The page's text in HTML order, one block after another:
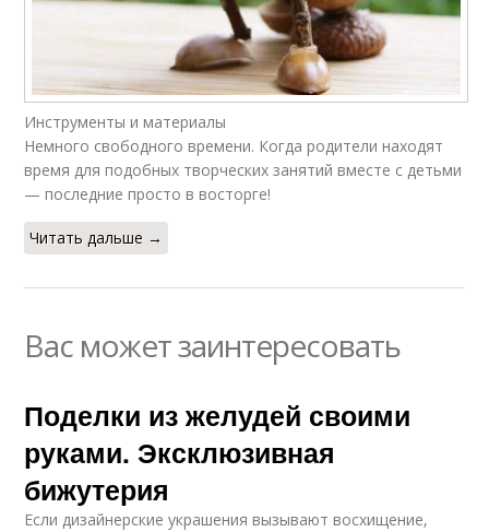
Инструменты и материалы
Немного свободного времени. Когда родители находят
время для подобных творческих занятий вместе с детьми
— последние просто в восторге!
Читать дальше →
Вас может заинтересовать
Поделки из желудей своими
руками. Эксклюзивная
бижутерия
Если дизайнерские украшения вызывают восхищение,